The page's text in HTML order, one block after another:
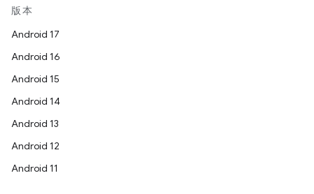
版本
Android 17
Android 16
Android 15
Android 14
Android 13
Android 12
Android 11